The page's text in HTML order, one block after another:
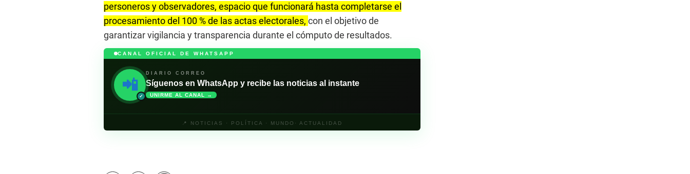
personeros y observadores, espacio que funcionará hasta completarse el
procesamiento del 100 % de las actas electorales, con el objetivo de
garantizar vigilancia y transparencia durante el cómputo de resultados.
CANAL OFICIAL DE WHATSAPP
📲
✓
DIARIO CORREO
Síguenos en WhatsApp y recibe las noticias al instante
UNIRME AL CANAL →
📍 NOTICIAS · POLÍTICA · MUNDO· ACTUALIDAD